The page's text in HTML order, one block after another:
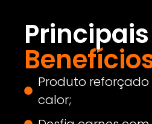
Principais
Produto reforçado
calor;